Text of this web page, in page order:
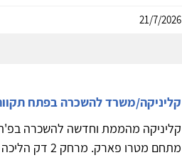
21/7/2026
קליניקה/משרד להשכרה בפתח
מתחם מטרו פארק.